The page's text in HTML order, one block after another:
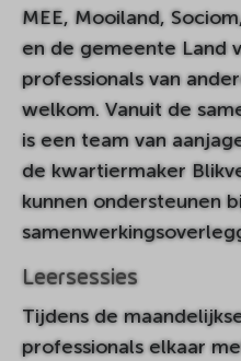
MEE, Mooiland,
en de gemeente Land
professionals van
welkom. Vanuit de
is een team van
de kwartiermaker
kunnen ondersteunen
Leersessies
Tijdens de
professionals elkaar